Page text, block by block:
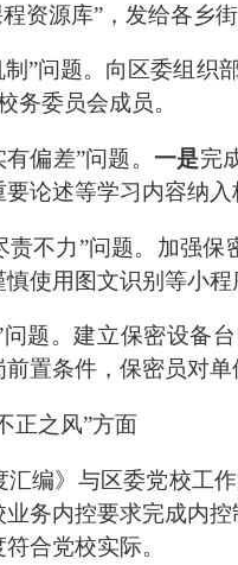
资源库” ，发给各乡
制”问题。 向区委组织
务委员会成员。
有偏差”问题。 一是完
论述等学习内容纳
责不力”问题。 加强保
使用图文识别等小
问题。建立保密设备
置条件，保密员对
正之风”方面
汇编》与区委党校工
务内控要求完成内控
合党校实际。